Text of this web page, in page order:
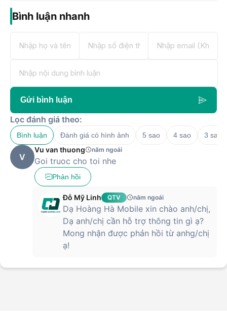
Bình luận nhanh
Gửi bình luận
Lọc đánh giá theo:
Bình luận Đánh giá có hình ảnh 5 sao 4 sao 3 sao
V
Vu van thuong năm ngoái
Goi truoc cho toi nhe
Phản hồi
Đỗ Mỹ Linh QTV năm ngoái
Dạ Hoàng Hà Mobile xin chào anh/chị,
Dạ anh/chị cần hỗ trợ thông tin gì ạ?
Mong nhận được phản hồi từ anhg/chị
ạ!